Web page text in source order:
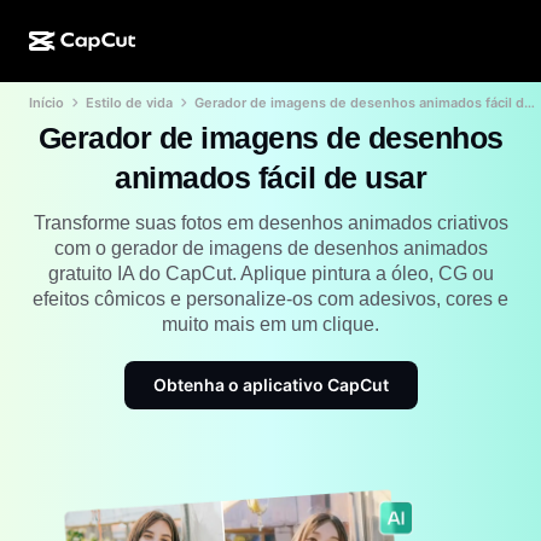
CapCut para desktop
CapCut online
CapCut Pad
CapCut para celular
Design de IA
Estúdio de vídeo
Gerador de vídeo de IA
Gerador de imagem de IA
Aprimorador de imagens de IA
Gemini Omni
Ferramentas de IA
Editor e gerador de vídeos
Editor e gerador de imagens
Gerador e editor de voz
Mídias sociais
Modelos para mídias sociais
Modelos de datas especiais
Mais
Modelos de aniversário
Comunidade
Iniciativas
Afiliados
Programa de parceiros criativos
Início Estilo de vida Gerador de imagens de desenhos animados fácil de usar
Gerador de imagens de desenhos
animados fácil de usar
Transforme suas fotos em desenhos animados criativos
com o gerador de imagens de desenhos animados
gratuito IA do CapCut. Aplique pintura a óleo, CG ou
efeitos cômicos e personalize-os com adesivos, cores e
muito mais em um clique.
Obtenha o aplicativo CapCut